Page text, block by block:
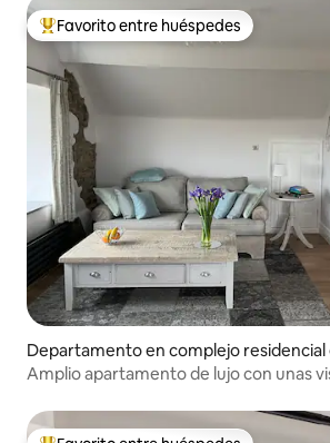
Favorito entre los huéspedes más
Favorito entre huéspedes
Departamento en complejo residencial
therndown
Amplio apartamento de lujo con unas